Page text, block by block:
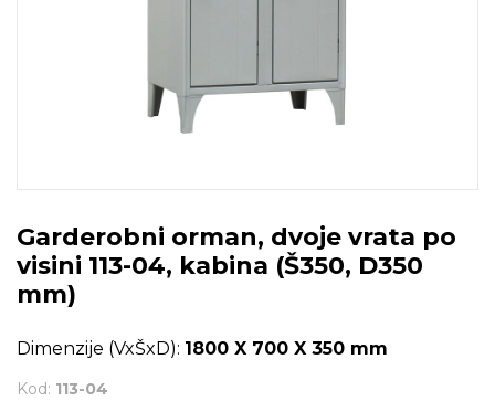
Garderobni orman, dvoje vrata po
visini 113-04, kabina (Š350, D350
mm)
Dimenzije (VxŠxD): 1800 X 700 X 350 mm
Kod: 113-04